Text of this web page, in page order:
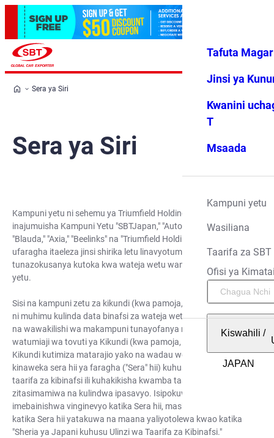
Vipendwa
Menyu
Tafuta
Jinsi ya
Kwanini
T
Msaada
Kampuni yetu
Wasiliana
Taarifa za SBT
Ofisi ya
Kiswahili /
Sera ya Siri
Sera ya Siri
Kampuni yetu ni sehemu ya Triumfield Holdings, ambayo
inajumuisha Kampuni Yetu "SBTJapan," "Autocom Japan," "Ru,"
"Blauda," "Axia," "Beelinks" na "Triumfield Holdings." Sera hii ya
ufaragha itaeleza jinsi shirika letu linavyotumia data binafsi
tunazokusanya kutoka kwa wateja wetu wanapotumia tovuti
yetu.
Sisi na kampuni zetu za kikundi (kwa pamoja, "Kikundi") tunaamini
ni muhimu kulinda data binafsi za wateja wetu (ikiwa ni pamoja
na wawakilishi wa makampuni tunayofanya nao biashara) na
watumiaji wa tovuti ya Kikundi (kwa pamoja, "wewe") ili kwa
Kikundi kutimiza matarajio yako na wadau wengine wote. Kikundi
kinaweka sera hii ya faragha ("Sera" hii) kuhusiana na utunzaji wa
taarifa za kibinafsi ili kuhakikisha kwamba taarifa za kibinafsi
zitasimamiwa na kulindwa ipasavyo. Isipokuwa ikiwa
imebainishwa vinginevyo katika Sera hii, masharti yaliyotumiwa
katika Sera hii yatakuwa na maana yaliyotolewa kwao katika
"Sheria ya Japani kuhusu Ulinzi wa Taarifa za Kibinafsi."